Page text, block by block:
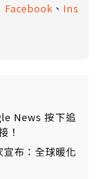
Facebook 、 Ins
News 按下追
！
宣布：全球暖化